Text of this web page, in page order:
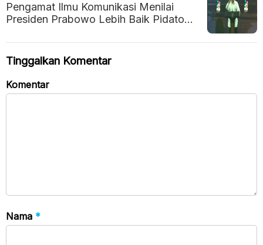
Pengamat Ilmu Komunikasi Menilai
Presiden Prabowo Lebih Baik Pidato
Tinggalkan Komentar
Komentar
Nama *